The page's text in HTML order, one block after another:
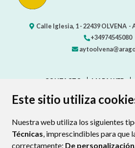
Este sitio utiliza
Nuestra web utiliza los siguientes
Técnicas, imprescindibles para que
correctamente; De
Calle Iglesia, 1 -22439OLVENA -
+34974545080
CONTACTO MAPA WEB
PROTECCIÓN DE DATOS
POLÍTICA DE